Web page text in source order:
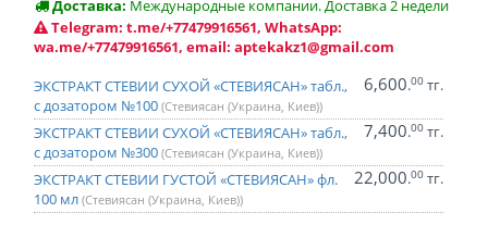
Доставка: Международные компании. Доставка 2 недели
Telegram: t.me/+77479916561, WhatsApp:
wa.me/+77479916561, email: aptekakz1@gmail.com
ЭКСТРАКТ СТЕВИИ СУХОЙ «СТЕВИЯСАН» табл.,
с дозатором №100 (Стевиясан (Украина, Киев))
6,600.00 тг.
ЭКСТРАКТ СТЕВИИ СУХОЙ «СТЕВИЯСАН» табл.,
с дозатором №300 (Стевиясан (Украина, Киев))
7,400.00 тг.
ЭКСТРАКТ СТЕВИИ ГУСТОЙ «СТЕВИЯСАН» фл.
100 мл (Стевиясан (Украина, Киев))
22,000.00 тг.